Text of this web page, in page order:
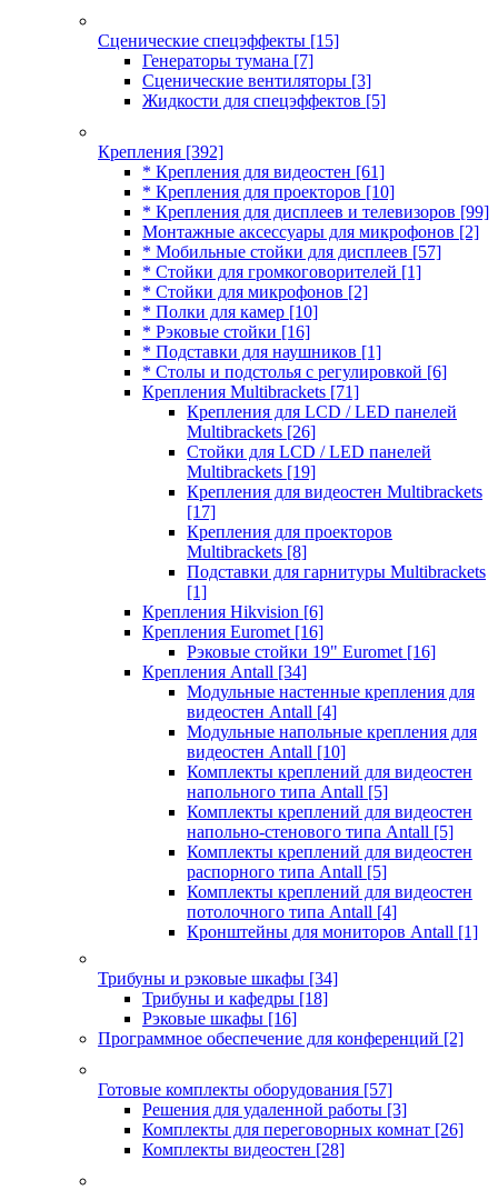
Сценические спецэффекты [15]
Генераторы тумана [7]
Сценические вентиляторы [3]
Жидкости для спецэффектов [5]
Крепления [392]
* Крепления для видеостен [61]
* Крепления для проекторов [10]
* Крепления для дисплеев и телевизоров [99]
Монтажные аксессуары для микрофонов [2]
* Мобильные стойки для дисплеев [57]
* Стойки для громкоговорителей [1]
* Стойки для микрофонов [2]
* Полки для камер [10]
* Рэковые стойки [16]
* Подставки для наушников [1]
* Столы и подстолья с регулировкой [6]
Крепления Multibrackets [71]
Крепления для LCD / LED панелей
Multibrackets [26]
Стойки для LCD / LED панелей
Multibrackets [19]
Крепления для видеостен Multibrackets
[17]
Крепления для проекторов
Multibrackets [8]
Подставки для гарнитуры Multibrackets
[1]
Крепления Hikvision [6]
Крепления Euromet [16]
Рэковые стойки 19" Euromet [16]
Крепления Antall [34]
Модульные настенные крепления для
видеостен Antall [4]
Модульные напольные крепления для
видеостен Antall [10]
Комплекты креплений для видеостен
напольного типа Antall [5]
Комплекты креплений для видеостен
напольно-стенового типа Antall [5]
Комплекты креплений для видеостен
распорного типа Antall [5]
Комплекты креплений для видеостен
потолочного типа Antall [4]
Кронштейны для мониторов Antall [1]
Трибуны и рэковые шкафы [34]
Трибуны и кафедры [18]
Рэковые шкафы [16]
Программное обеспечение для конференций [2]
Готовые комплекты оборудования [57]
Решения для удаленной работы [3]
Комплекты для переговорных комнат [26]
Комплекты видеостен [28]